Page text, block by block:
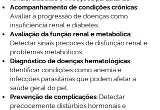
Acompanhamento de condições crônicas:
Avaliar a progressão de doenças como
insuficiência renal e diabetes.
Avaliação da função renal e metabólica:
Detectar sinais precoces de disfunção renal e
problemas metabólicos.
Diagnóstico de doenças hematológicas:
Identificar condições como anemia e
infecções parasitárias que podem afetar a
saúde geral do pet.
Prevenção de complicações: Detectar
precocemente distúrbios hormonais e